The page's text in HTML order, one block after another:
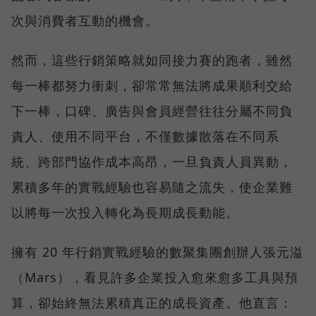
次與消費者互動的機會。
然而，這些行銷策略就如同接力賽的跑者，雖然
每一棒都努力衝刺，卻常常無法將成果順利交給
下一棒，口碑、廣告與會員經營往往分屬不同負
責人、使用不同平台，不僅數據散落在不同系
統、跨部門協作成本高昂，一旦負責人員異動，
累積多年的實戰經驗也容易隨之流失，使企業難
以將每一次投入轉化為長期成長動能。
擁有 20 年行銷實戰經驗的數聚集團創辦人張元溢
（Mars），看見許多企業投入愈來愈多工具與預
算，卻始終無法累積真正的成長資產。他直言：